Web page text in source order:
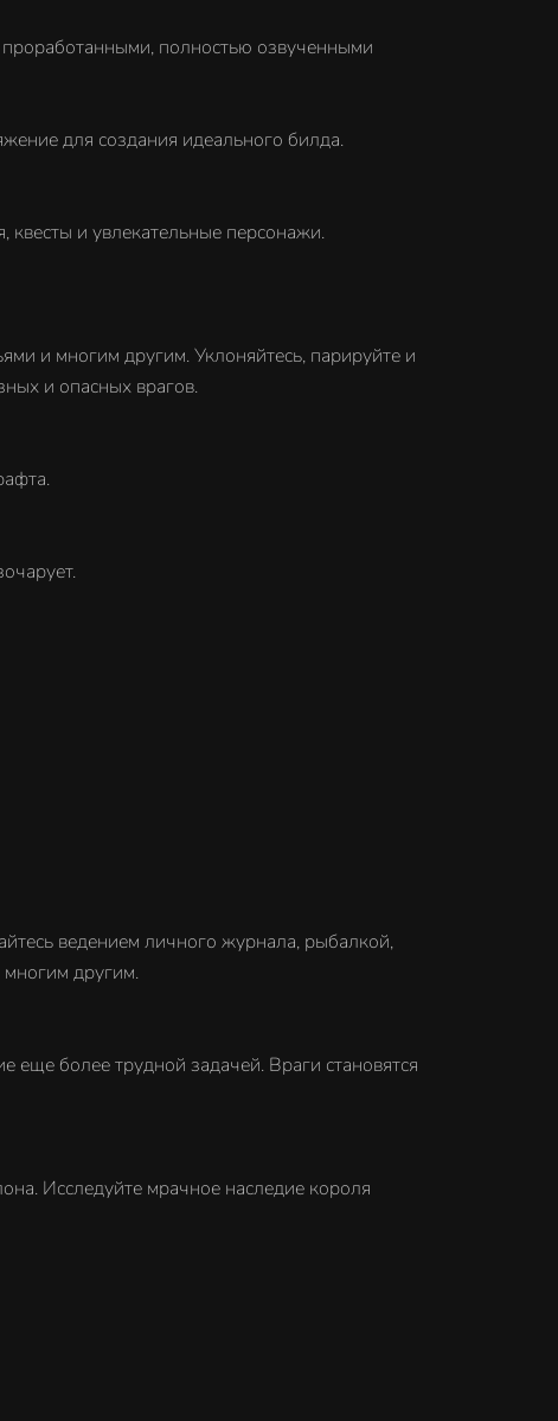
полностью озвученными
для создания идеального билда.
и увлекательные персонажи.
и многим другим. Уклоняйтесь, парируйте и
и опасных врагов.
ведением личного журнала, рыбалкой,
другим.
более трудной задачей. Враги становятся
Исследуйте мрачное наследие короля